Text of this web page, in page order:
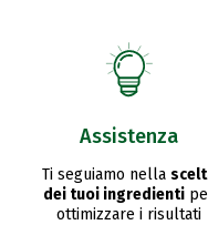
Assistenza
Ti seguiamo nella
dei tuoi ingredienti
ottimizzare i risultati